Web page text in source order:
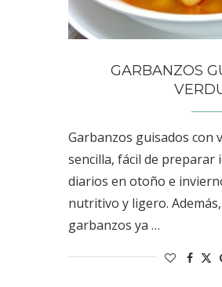
GARBANZOS
Garbanzos guisados con
sencilla, fácil de preparar
diarios en otoño e
nutritivo y ligero.
garbanzos ya …